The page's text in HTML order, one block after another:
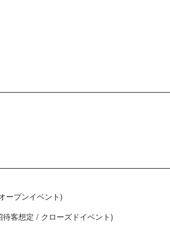
ープンイベント)
客想定 / クローズドイベント)